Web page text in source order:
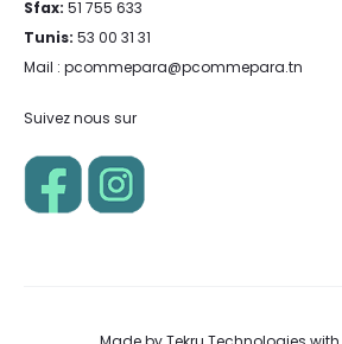
Sfax: 51 755 633
Tunis: 53 00 31 31
Mail : pcommepara@pcommepara.tn
Suivez nous sur